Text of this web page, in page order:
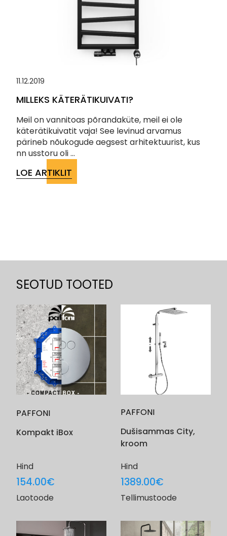
11.12.2019
MILLEKS KÄTERÄTIKUIVATI?
Meil on vannitoas põrandaküte, meil ei ole
käterätikuivatit vaja! See levinud arvamus
pärineb nõukogude aegsest arhitektuurist, kus
nn usstoru oli ...
LOE ARTIKLIT
SEOTUD TOOTED
PAFFONI
Kompakt iBox
Hind
154.00€
Laotoode
PAFFONI
Dušisammas City,
kroom
Hind
1389.00€
Tellimustoode